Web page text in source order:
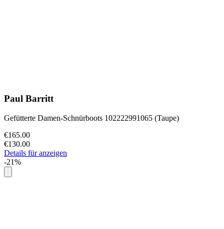
Paul Barritt
Gefütterte Damen-Schnürboots 102222991065 (Taupe)
€165.00
€130.00
Details für anzeigen
-21%